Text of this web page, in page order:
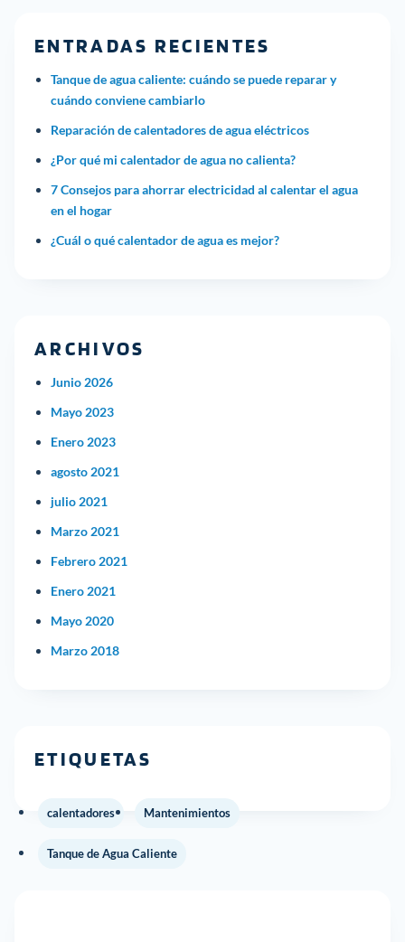
ENTRADAS RECIENTES
Tanque de agua caliente: cuándo se puede reparar y
cuándo conviene cambiarlo
Reparación de calentadores de agua eléctricos
¿Por qué mi calentador de agua no calienta?
7 Consejos para ahorrar electricidad al calentar el agua
en el hogar
¿Cuál o qué calentador de agua es mejor?
ARCHIVOS
Junio 2026
Mayo 2023
Enero 2023
agosto 2021
julio 2021
Marzo 2021
Febrero 2021
Enero 2021
Mayo 2020
Marzo 2018
ETIQUETAS
calentadores Mantenimientos
Tanque de Agua Caliente